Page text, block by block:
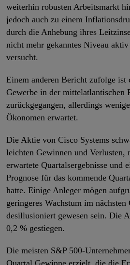
weiterhin robusten Arbeitsmarkt
jedoch auch zu einem
durch die Anhebung ihres
nicht mehr gekanntes Niveau aktiv
versucht.
Einem anderen Bericht zufolge ist
Gewerbe in der mittelatlantischen
zurückgegangen, allerdings
Ökonomen erwartet.
Die Aktie von Cisco Systems
leichten Gewinnen und Verlusten,
erwartete Quartalsergebnisse und
Prognose für das kommende
hatte. Einige Anleger mögen
geringeres Wachstum im nächsten
desillusioniert gewesen sein. Die
0,2 % gestiegen.
Die meisten S&P 500-